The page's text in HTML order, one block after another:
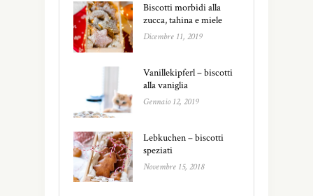
Biscotti morbidi alla
zucca, tahina e miele
Dicembre 11, 2019
Vanillekipferl – biscotti
alla vaniglia
Gennaio 12, 2019
Lebkuchen – biscotti
speziati
Novembre 15, 2018